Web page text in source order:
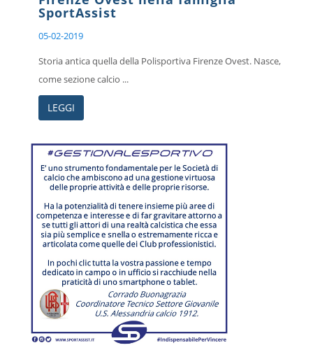
SportAssist
05-02-2019
Storia antica quella della Polisportiva Firenze Ovest. Nasce,
come sezione calcio ...
LEGGI